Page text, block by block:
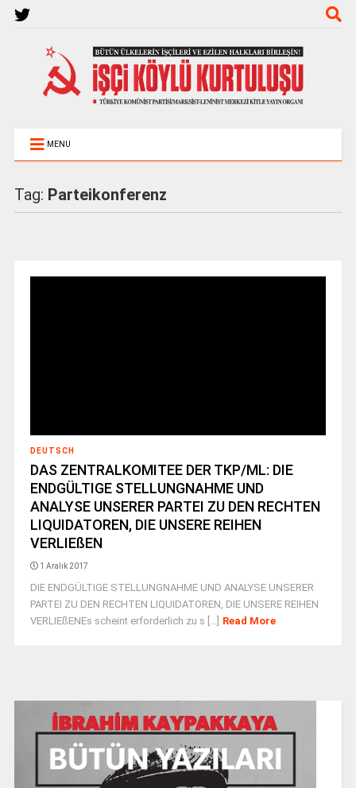
MENU
Tag: Parteikonferenz
DEUTSCH
DAS ZENTRALKOMITEE DER TKP/ML: DIE
ENDGÜLTIGE STELLUNGNAHME UND
ANALYSE UNSERER PARTEI ZU DEN RECHTEN
LIQUIDATOREN, DIE UNSERE REIHEN
VERLIEßEN
1 Aralık 2017
DIE ENDGÜLTIGE STELLUNGNAHME UND ANALYSE UNSERER
PARTEI ZU DEN RECHTEN LIQUIDATOREN, DIE UNSERE REIHEN
VERLIEßENEs scheint erforderlich zu s [...] Read More